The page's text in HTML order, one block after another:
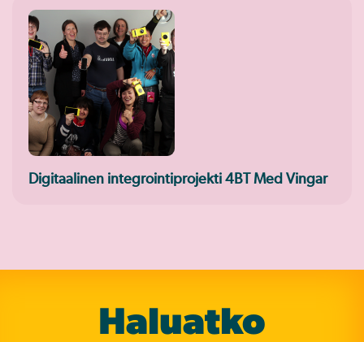
Digitaalinen integrointiprojekti 4BT Med Vingar
Haluatko